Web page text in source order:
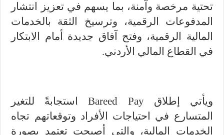
تحتية مرخصة وآمنة، بما يسهم في تعزيز انتشار
المدفوعات الرقمية، وترسيخ الثقة بالخدمات
المالية الرقمية، وفتح آفاق جديدة أمام الابتكار
في القطاع المالي الأردني.
ويأتي إطلاق Bareed Pay استجابةً للتغير
المتسارع في احتياجات الأفراد وتوقعاتهم تجاه
الخدمات المالية، والتي أصبحت تعتمد بصورة